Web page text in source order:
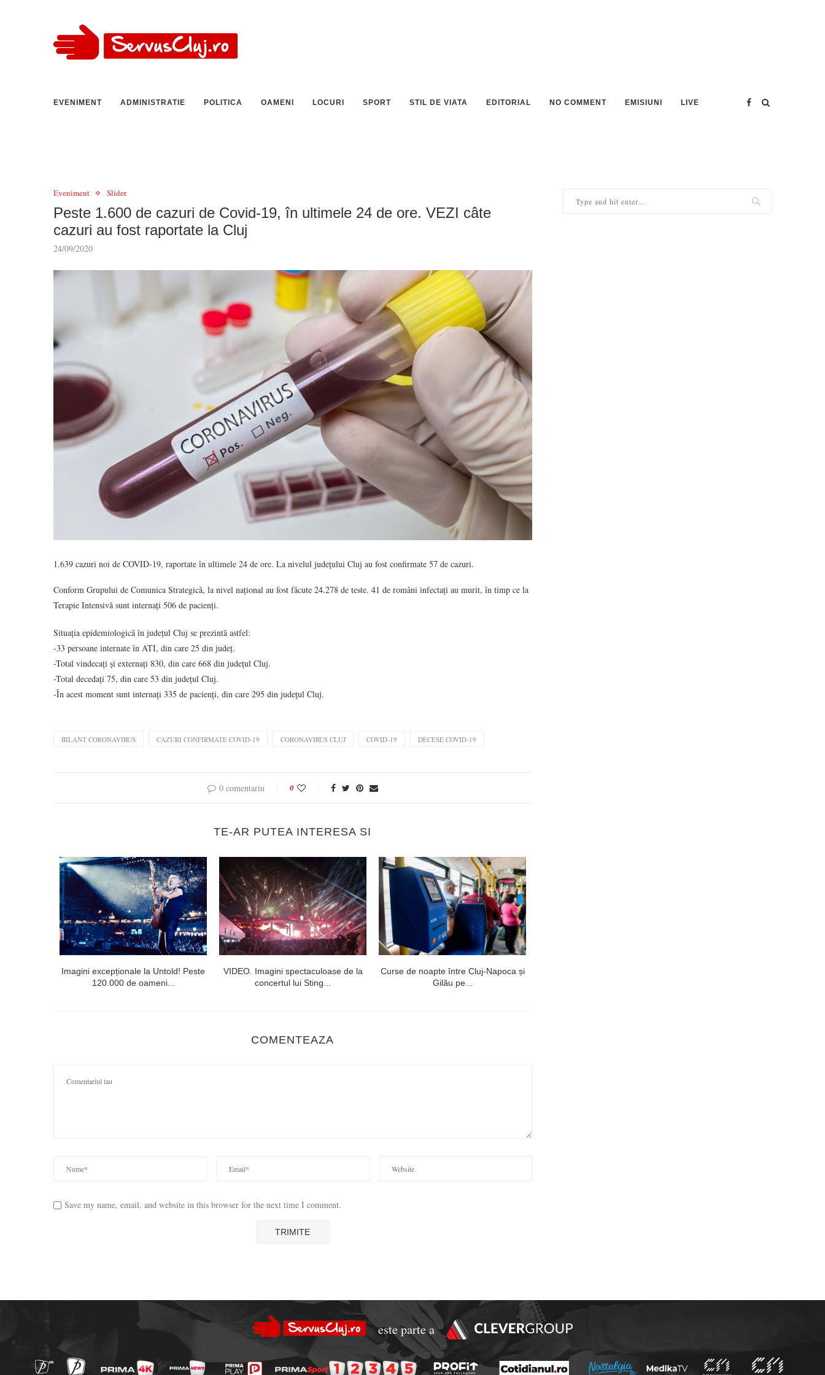
EVENIMENT ADMINISTRATIE POLITICA OAMENI LOCURI SPORT STIL DE VIATA EDITORIAL NO COMMENT EMISIUNI LIVE
Eveniment Slider
Peste 1.600 de cazuri de Covid-19, în ultimele 24 de ore. VEZI câte
cazuri au fost raportate la Cluj
24/09/2020
1.639 cazuri noi de COVID-19, raportate în ultimele 24 de ore. La nivelul județului Cluj au fost confirmate 57 de cazuri.
Conform Grupului de Comunica Strategică, la nivel național au fost făcute 24.278 de teste. 41 de români infectați au murit, în timp ce la
Terapie Intensivă sunt internați 506 de pacienți.
Situația epidemiologică în județul Cluj se prezintă astfel:
-33 persoane internate în ATI, din care 25 din județ.
-Total vindecați și externați 830, din care 668 din județul Cluj.
-Total decedați 75, din care 53 din județul Cluj.
-În acest moment sunt internați 335 de pacienți, din care 295 din județul Cluj.
BILANT CORONAVIRUS CAZURI CONFIRMATE COVID-19 CORONAVIRUS CLUJ COVID-19 DECESE COVID-19
0 comentariu 0
TE-AR PUTEA INTERESA SI
Imagini excepționale la Untold! Peste
120.000 de oameni...
VIDEO. Imagini spectaculoase de la
concertul lui Sting...
Curse de noapte între Cluj-Napoca și
Gilău pe...
COMENTEAZA
Save my name, email, and website in this browser for the next time I comment.
este parte a